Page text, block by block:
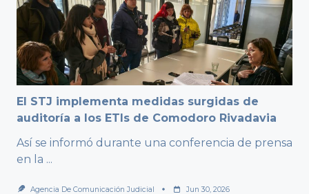
El STJ implementa medidas surgidas de
auditoría a los ETIs de Comodoro Rivadavia
Así se informó durante una conferencia de prensa
en la ...
Agencia De Comunicación Judicial Jun 30, 2026